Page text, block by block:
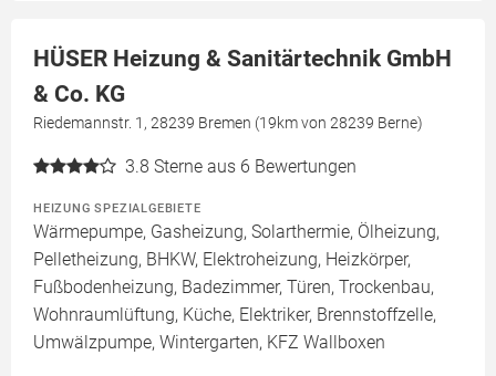
HÜSER Heizung & Sanitärtechnik GmbH
& Co. KG
Riedemannstr. 1, 28239 Bremen (19km von 28239 Berne)
3.8 Sterne aus 6 Bewertungen
HEIZUNG SPEZIALGEBIETE
Wärmepumpe, Gasheizung, Solarthermie, Ölheizung,
Pelletheizung, BHKW, Elektroheizung, Heizkörper,
Fußbodenheizung, Badezimmer, Türen, Trockenbau,
Wohnraumlüftung, Küche, Elektriker, Brennstoffzelle,
Umwälzpumpe, Wintergarten, KFZ Wallboxen